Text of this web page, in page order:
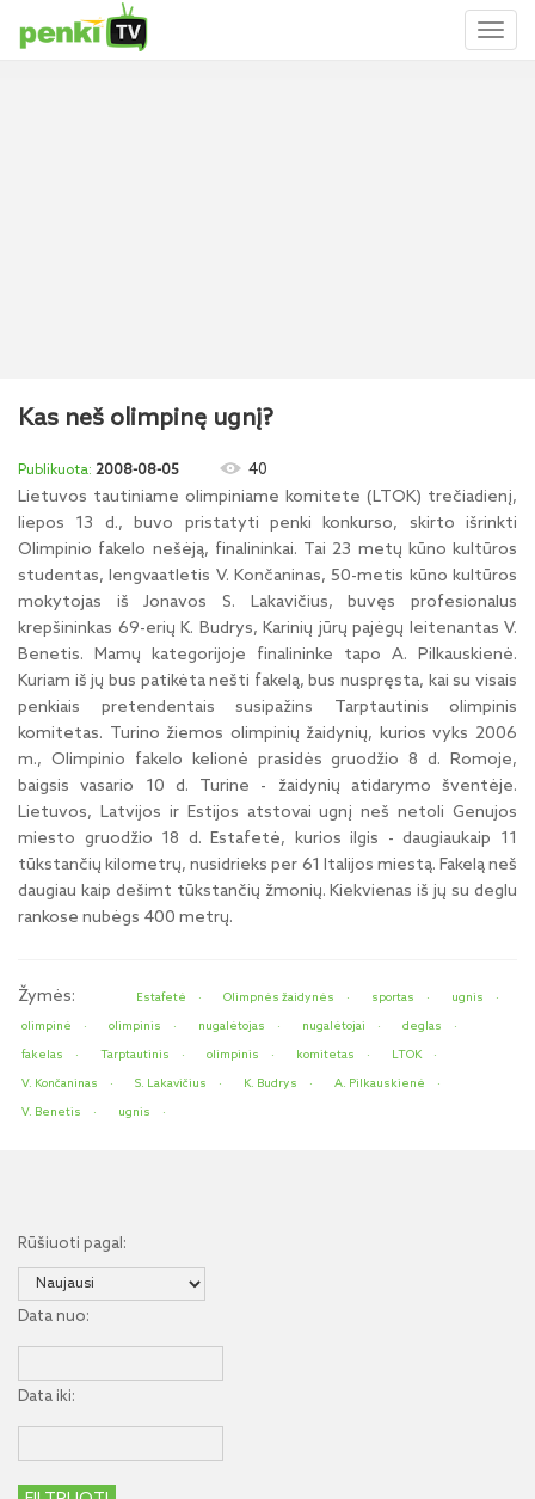
Kas neš olimpinę ugnį?
2008-08-05 40
Lietuvos tautiniame olimpiniame komitete (LTOK) trečiadienį,
liepos 13 d., buvo pristatyti penki konkurso, skirto išrinkti
Olimpinio fakelo nešėją, finalininkai. Tai 23 metų kūno kultūros
studentas, lengvaatletis V. Končaninas, 50-metis kūno kultūros
mokytojas iš Jonavos S. Lakavičius, buvęs profesionalus
krepšininkas 69-erių K. Budrys, Karinių jūrų pajėgų leitenantas V.
Benetis. Mamų kategorijoje finalininke tapo A. Pilkauskienė.
Kuriam iš jų bus patikėta nešti fakelą, bus nuspręsta, kai su visais
penkiais pretendentais susipažins Tarptautinis olimpinis
komitetas. Turino žiemos olimpinių žaidynių, kurios vyks 2006
m., Olimpinio fakelo kelionė prasidės gruodžio 8 d. Romoje,
baigsis vasario 10 d. Turine - žaidynių atidarymo šventėje.
Lietuvos, Latvijos ir Estijos atstovai ugnį neš netoli Genujos
miesto gruodžio 18 d. Estafetė, kurios ilgis - daugiaukaip 11
tūkstančių kilometrų, nusidrieks per 61 Italijos miestą. Fakelą neš
daugiau kaip dešimt tūkstančių žmonių. Kiekvienas iš jų su deglu
rankose nubėgs 400 metrų.
Žymės: Estafetė Olimpnės žaidynės sportas
ugnis
olimpinė
olimpinis nugalėtojas nugalėtojai
deglas
fakelas
Tarptautinis olimpinis komitetas
LTOK
V. Končaninas
S. Lakavičius K. Budrys
A. Pilkauskienė
V. Benetis
ugnis
Rūšiuoti pagal:
Data nuo:
Data iki: